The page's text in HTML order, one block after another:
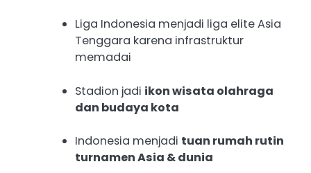
Liga Indonesia menjadi liga elite Asia
Tenggara karena infrastruktur
memadai
Stadion jadi ikon wisata olahraga
dan budaya kota
Indonesia menjadi tuan rumah rutin
turnamen Asia & dunia